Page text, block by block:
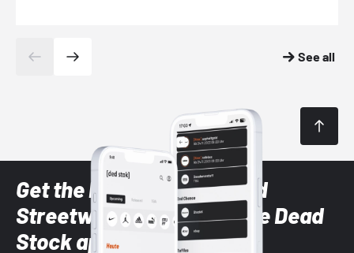
See all
Get the latest Sneaker and
Streetwear styles with the Dead
Stock app